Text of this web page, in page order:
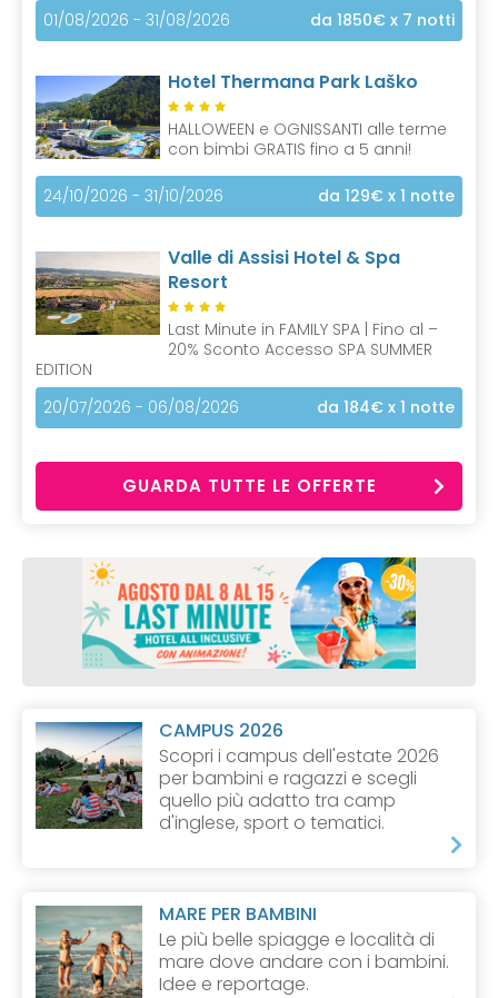
01/08/2026 - 31/08/2026 da 1850€ x 7 notti
Hotel Thermana Park Laško
HALLOWEEN e OGNISSANTI alle terme
con bimbi GRATIS fino a 5 anni!
24/10/2026 - 31/10/2026 da 129€ x 1 notte
Valle di Assisi Hotel & Spa
Resort
Last Minute in FAMILY SPA | Fino al –
20% Sconto Accesso SPA SUMMER
EDITION
20/07/2026 - 06/08/2026
da 184€ x 1 notte
GUARDA TUTTE LE OFFERTE
CAMPUS 2026
Scopri i campus dell'estate 2026
per bambini e ragazzi e scegli
quello più adatto tra camp
d'inglese, sport o tematici.
MARE PER BAMBINI
Le più belle spiagge e località di
mare dove andare con i bambini.
Idee e reportage.